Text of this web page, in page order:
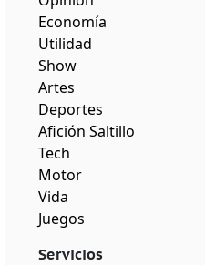
Economía
Utilidad
Show
Artes
Deportes
Afición Saltillo
Tech
Motor
Vida
Juegos
Servicios